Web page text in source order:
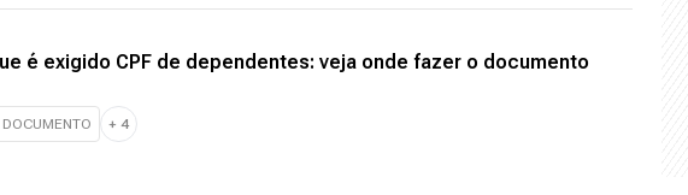
é exigido CPF de dependentes: veja onde fazer o documento
DOCUMENTO + 4